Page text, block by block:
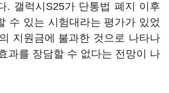
. 갤럭시S25가 단통법 폐지 이후
수 있는 시험대라는 평가가 있었
지원금에 불과한 것으로 나타나
과를 장담할 수 없다는 전망이 나